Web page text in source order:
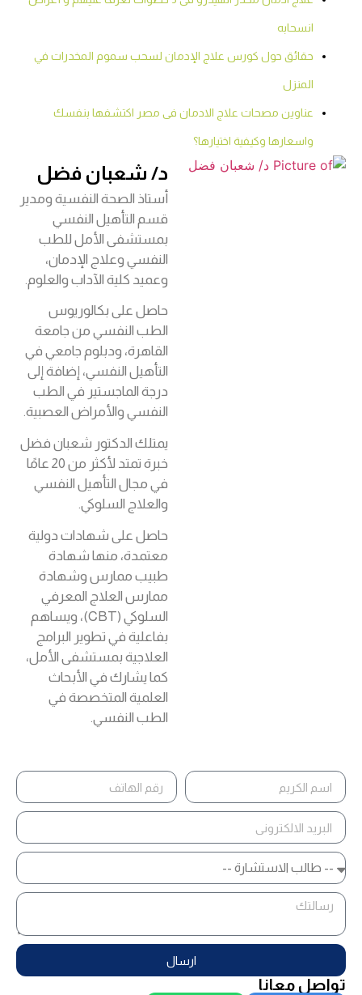
انسحابه
حقائق حول كورس علاج الإدمان لسحب سموم المخدرات في
المنزل
عناوين مصحات علاج الادمان فى مصر اكتشفها بنفسك
واسعارها وكيفية اختيارها؟
د/ شعبان فضل
أستاذ الصحة النفسية ومدير
قسم التأهيل النفسي
بمستشفى الأمل للطب
النفسي وعلاج الإدمان،
وعميد كلية الآداب والعلوم.
حاصل على بكالوريوس
الطب النفسي من جامعة
القاهرة، ودبلوم جامعي في
التأهيل النفسي، إضافة إلى
درجة الماجستير في الطب
النفسي والأمراض العصبية.
يمتلك الدكتور شعبان فضل
خبرة تمتد لأكثر من 20 عامًا
في مجال التأهيل النفسي
والعلاج السلوكي.
حاصل على شهادات دولية
معتمدة، منها شهادة
طبيب ممارس وشهادة
ممارس العلاج المعرفي
السلوكي (CBT)، ويساهم
بفاعلية في تطوير البرامج
العلاجية بمستشفى الأمل،
كما يشارك في الأبحاث
العلمية المتخصصة في
الطب النفسي.
ارسال
تواصل معانا